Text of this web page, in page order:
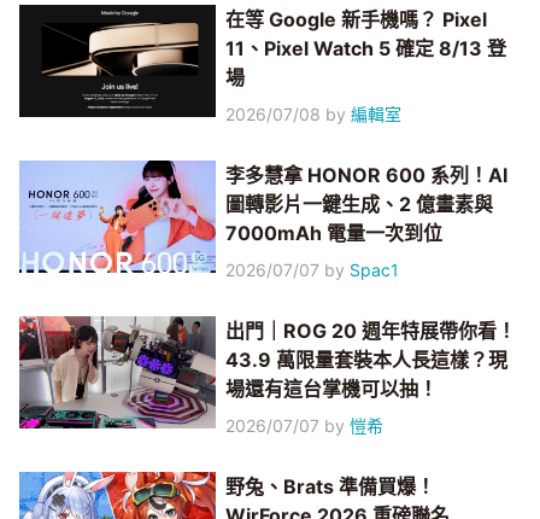
在等 Google 新手機嗎？ Pixel
11、Pixel Watch 5 確定 8/13 登
場
2026/07/08 by編輯室
李多慧拿 HONOR 600 系列！AI
圖轉影片一鍵生成、2 億畫素與
7000mAh 電量一次到位
2026/07/07 by Spac1
出門｜ROG 20 週年特展帶你看！
43.9 萬限量套裝本人長這樣？現
場還有這台掌機可以抽！
2026/07/07 by愷希
野兔、Brats 準備買爆！